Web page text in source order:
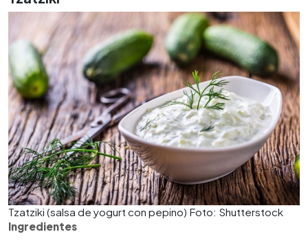
Tzatziki (salsa de yogurt con pepino) Foto: Shutterstock
Ingredientes